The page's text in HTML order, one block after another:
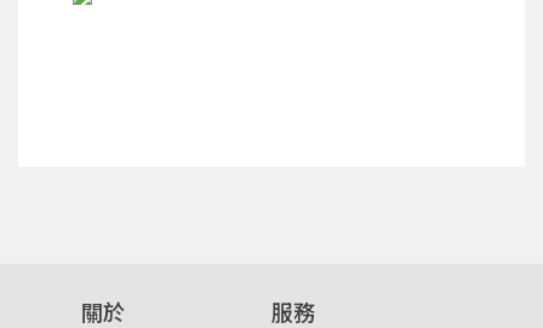
重設密碼
關於 服務